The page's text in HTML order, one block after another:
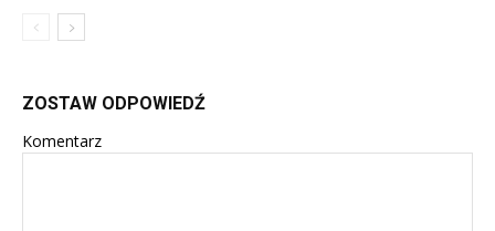
ZOSTAW ODPOWIEDŹ
Komentarz